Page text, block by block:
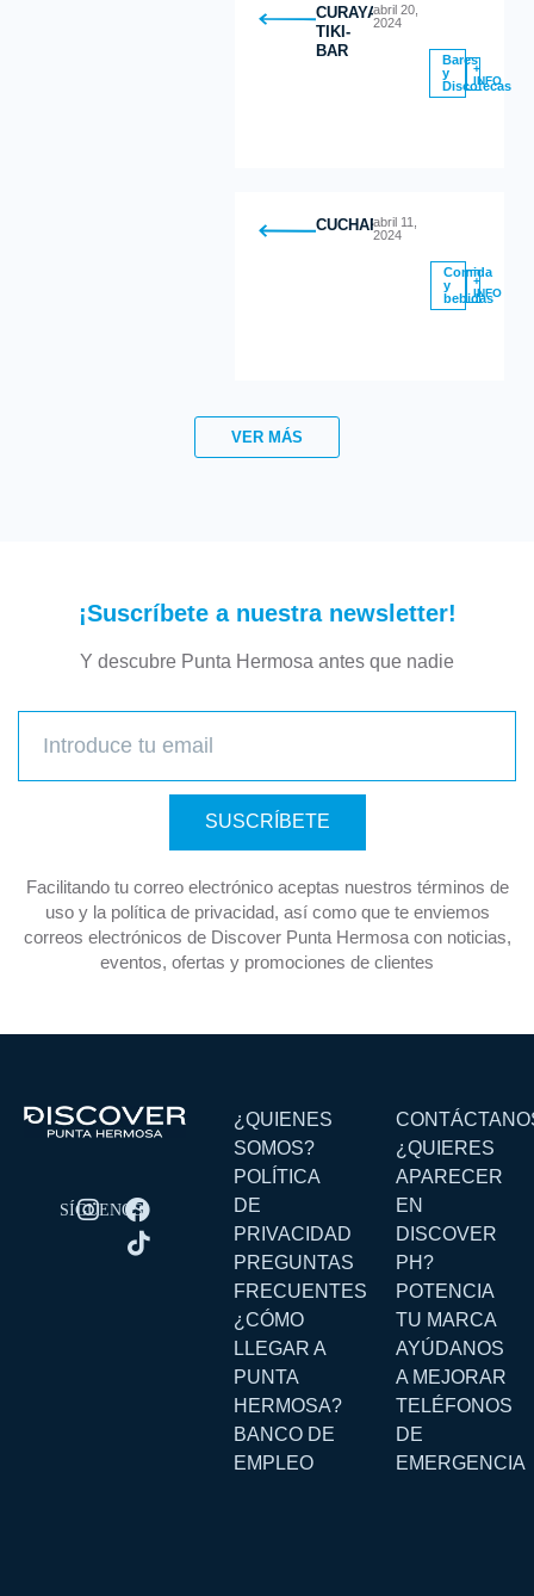
CURAYACU
TIKI-
BAR
abril 20,
2024
Bares
y
Discotecas
+
INFO
CUCHARITAS
abril 11,
2024
Comida
y
bebidas
+
INFO
VER MÁS
¡Suscríbete a nuestra newsletter!
Y descubre Punta Hermosa antes que nadie
SUSCRÍBETE
Facilitando tu correo electrónico aceptas nuestros términos de
uso y la política de privacidad, así como que te enviemos
correos electrónicos de Discover Punta Hermosa con noticias,
eventos, ofertas y promociones de clientes
¿QUIENES
SOMOS?
POLÍTICA
DE
PRIVACIDAD
PREGUNTAS
FRECUENTES
¿CÓMO
LLEGAR A
PUNTA
HERMOSA?
BANCO DE
EMPLEO
¿QUIERES
APARECER
EN
DISCOVER
PH?
POTENCIA
TU MARCA
AYÚDANOS
A MEJORAR
TELÉFONOS
DE
EMERGENCIA